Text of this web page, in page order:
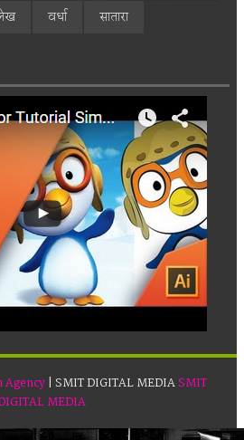
वर्धा सातारा
Agency| SMIT DIGITAL MEDIASMIT
MEDIA